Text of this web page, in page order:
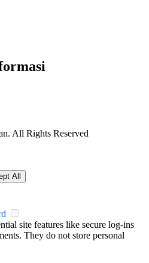
All Rights Reserved
All
site features like secure log-ins
They do not store personal